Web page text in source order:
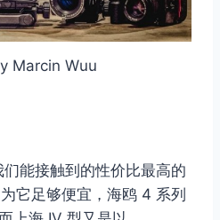
Marcin Wuu
能接触到的性价比最高的
它足够便宜，海鸥 4 系列